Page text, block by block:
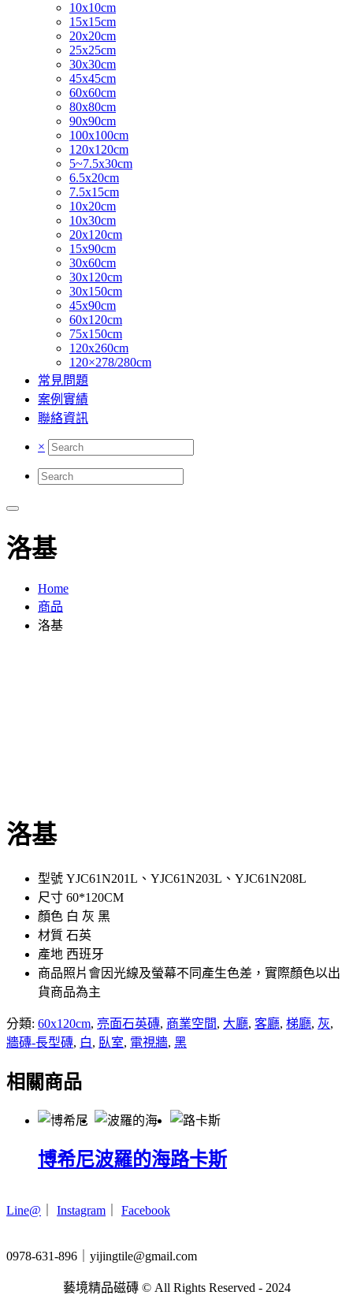
10x10cm
15x15cm
20x20cm
25x25cm
30x30cm
45x45cm
60x60cm
80x80cm
90x90cm
100x100cm
120x120cm
5~7.5x30cm
6.5x20cm
7.5x15cm
10x20cm
10x30cm
20x120cm
15x90cm
30x60cm
30x120cm
30x150cm
45x90cm
60x120cm
75x150cm
120x260cm
120×278/280cm
常見問題
案例實績
聯絡資訊
×
洛基
Home
商品
洛基
洛基
型號 YJC61N201L、YJC61N203L、YJC61N208L
尺寸 60*120CM
顏色 白 灰 黑
材質 石英
產地 西班牙
商品照片會因光線及螢幕不同產生色差，實際顏色以出
貨商品為主
分類: 60x120cm, 亮面石英磚, 商業空間, 大廳, 客廳, 梯廳, 灰,
牆磚-長型磚, 白, 臥室, 電視牆, 黑
相關商品
博希尼波羅的海路卡斯
Line@ Instagram Facebook
0978-631-896｜yijingtile@gmail.com
藝境精品磁磚 © All Rights Reserved - 2024